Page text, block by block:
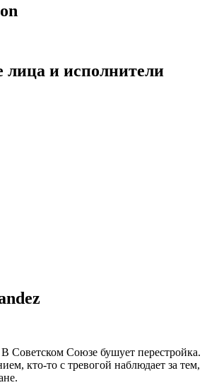
и исполнители
В Советском Союзе бушует перестройка.
кто-то с тревогой наблюдает за тем,